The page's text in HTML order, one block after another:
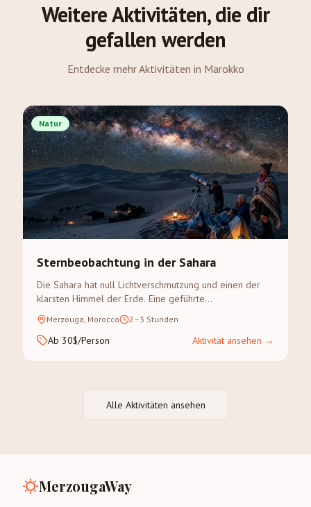
Weitere Aktivitäten, die dir
gefallen werden
Entdecke mehr Aktivitäten in Marokko
Natur
Sternbeobachtung in der Sahara
Die Sahara hat null Lichtverschmutzung und einen der
klarsten Himmel der Erde. Eine geführte
Sternenbeobachtung in Merzouga ist ein astronomisches
Erlebnis, das Sie nicht vergessen werden.
Merzouga, Morocco 2–3 Stunden
Ab 30$/Person Aktivität ansehen →
Alle Aktivitäten ansehen
MerzougaWay